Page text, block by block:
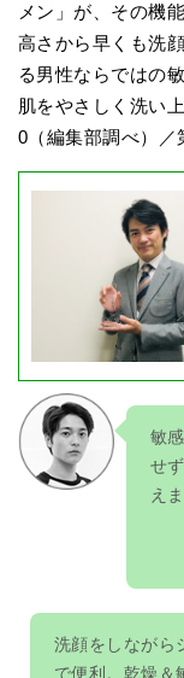
メン」が、その機
高さから早くも洗
る男性ならではの
肌をやさしく洗い
0（編集部調べ）／
敏
せ
え
洗顔をしながら
で便利。乾燥＆